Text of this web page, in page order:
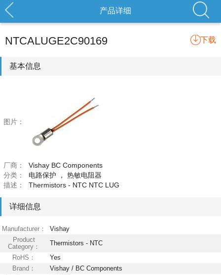
产品详细
NTCALUGE2C90169 下载
基本信息
图片：
厂商：
Vishay BC Components
分类：
电路保护 ， 热敏电阻器
描述：
Thermistors - NTC NTC LUG
详细信息
Manufacturer：
Vishay
Product
Category：
Thermistors - NTC
RoHS：
Yes
Brand：
Vishay / BC Components